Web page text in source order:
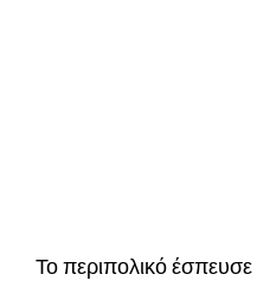
Το περιπολικό έσπευσε